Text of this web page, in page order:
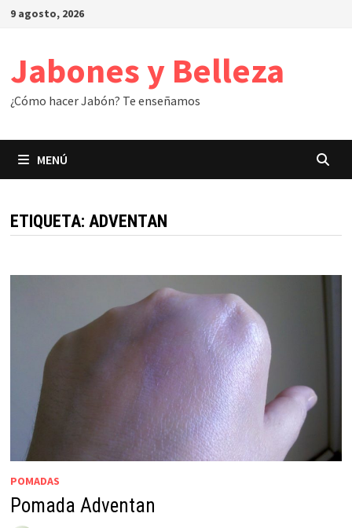
Saltar
9 agosto, 2026
Jabones y Belleza
¿Cómo hacer Jabón? Te enseñamos
MENÚ
ETIQUETA: ADVENTAN
POMADAS
Pomada Adventan